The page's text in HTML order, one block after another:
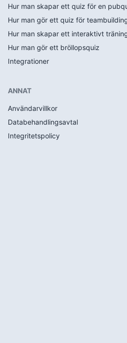
Hur man skapar ett quiz för en
Hur man gör ett quiz för
Hur man skapar ett interaktivt
Hur man gör ett bröllopsquiz
Integrationer
ANNAT
Användarvillkor
Databehandlingsavtal
Integritetspolicy